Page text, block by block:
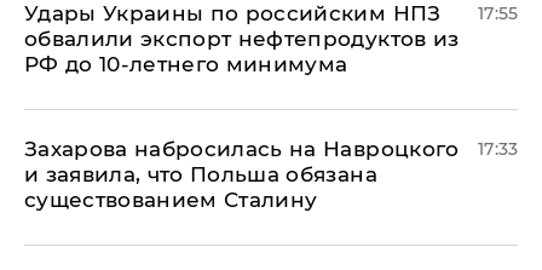
Удары Украины по российским НПЗ
обвалили экспорт нефтепродуктов из
РФ до 10-летнего минимума
17:55
​Захарова набросилась на Навроцкого
и заявила, что Польша обязана
существованием Сталину
17:33